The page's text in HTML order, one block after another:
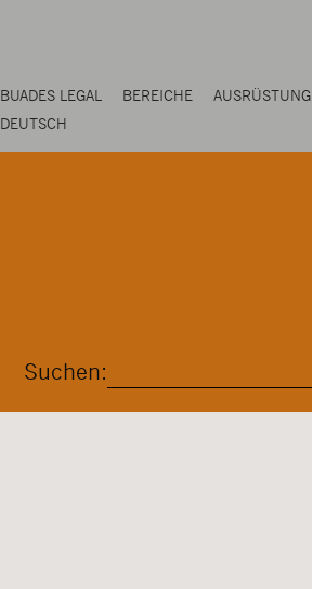
BUADES LEGAL BEREICHE AUSRÜSTUNG
DEUTSCH
Suchen: